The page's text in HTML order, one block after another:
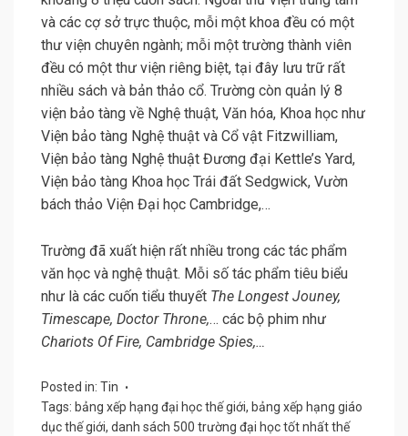
và các cợ sở trực thuộc, mỗi một khoa đều có một
thư viện chuyên ngành; mỗi một trường thành viên
đều có một thư viện riêng biệt, tại đây lưu trữ rất
nhiều sách và bản thảo cổ. Trường còn quản lý 8
viện bảo tàng về Nghệ thuật, Văn hóa, Khoa học như
Viện bảo tàng Nghệ thuật và Cổ vật Fitzwilliam,
Viện bảo tàng Nghệ thuật Đương đại Kettle’s Yard,
Viện bảo tàng Khoa học Trái đất Sedgwick, Vườn
bách thảo Viện Đại học Cambridge,…
Trường đã xuất hiện rất nhiều trong các tác phẩm
văn học và nghệ thuật. Mỗi số tác phẩm tiêu biểu
như là các cuốn tiểu thuyết The Longest Jouney,
Timescape, Doctor Throne,… các bộ phim như
Chariots Of Fire, Cambridge Spies,…
Posted in: Tin
Tags: bảng xếp hạng đại học thế giới, bảng xếp hạng giáo
dục thế giới, danh sách 500 trường đại học tốt nhất thế